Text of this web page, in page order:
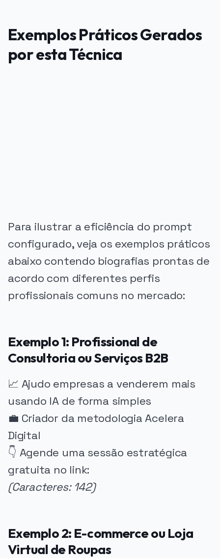
Exemplos Práticos Gerados
por esta Técnica
Para ilustrar a eficiência do prompt
configurado, veja os exemplos práticos
abaixo contendo biografias prontas de
acordo com diferentes perfis
profissionais comuns no mercado:
Exemplo 1: Profissional de
Consultoria ou Serviços B2B
📈 Ajudo empresas a venderem mais
usando IA de forma simples
💼 Criador da metodologia Acelera
Digital
👇 Agende uma sessão estratégica
gratuita no link:
(Caracteres: 142)
Exemplo 2: E-commerce ou Loja
Virtual de Roupas